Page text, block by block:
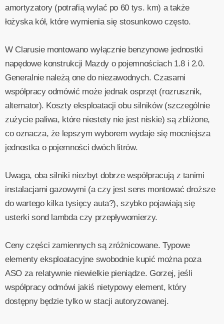
amortyzatory (potrafią wylać po 60 tys. km) a także
łożyska kół, które wymienia się stosunkowo często.
W Clarusie montowano wyłącznie benzynowe jednostki
napędowe konstrukcji Mazdy o pojemnościach 1.8 i 2.0.
Generalnie należą one do niezawodnych. Czasami
współpracy odmówić może jednak osprzęt (rozrusznik,
alternator). Koszty eksploatacji obu silników (szczególnie
zużycie paliwa, które niestety nie jest niskie) są zbliżone,
co oznacza, że lepszym wyborem wydaje się mocniejsza
jednostka o pojemności dwóch litrów.
Uwaga, oba silniki niezbyt dobrze współpracują z tanimi
instalacjami gazowymi (a czy jest sens montować droższe
do wartego kilka tysięcy auta?), szybko pojawiają się
usterki sond lambda czy przepływomierzy.
Ceny części zamiennych są zróżnicowane. Typowe
elementy eksploatacyjne swobodnie kupić można poza
ASO za relatywnie niewielkie pieniądze. Gorzej, jeśli
współpracy odmówi jakiś nietypowy element, który
dostępny będzie tylko w stacji autoryzowanej.